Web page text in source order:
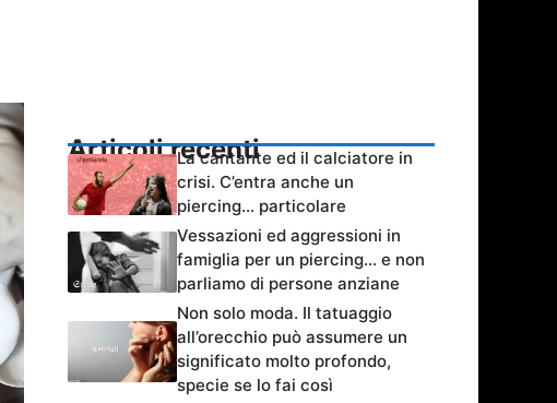
Articoli recentiLa cantante ed il calciatore in
crisi. C’entra anche un
piercing… particolare
Vessazioni ed aggressioni in
famiglia per un piercing… e non
parliamo di persone anziane
Non solo moda. Il tatuaggio
all’orecchio può assumere un
significato molto profondo,
specie se lo fai così